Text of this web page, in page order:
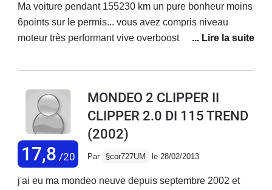
Ma voiture pendant 155230 km un pure bonheur moins
6points sur le permis... vous avez compris niveau
moteur très performant vive overboost conso 7litre
juste immense tenue de route parfaite. Seul défaut prix
plafond arriere arracher et bruit au niveau du coffre
17,8 /20
MONDEO 2 CLIPPER II
CLIPPER 2.0 DI 115 TREND
(2002)
Par §cor727UM le 28/02/2013
j'ai eu ma mondeo neuve depuis septembre 2002 et